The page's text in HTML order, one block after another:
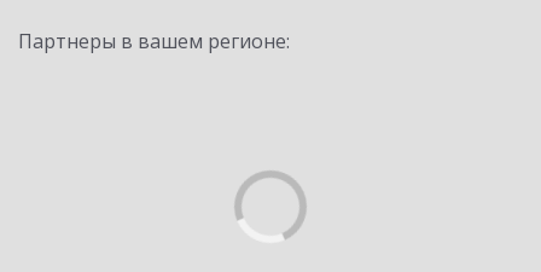
Партнеры в вашем регионе: